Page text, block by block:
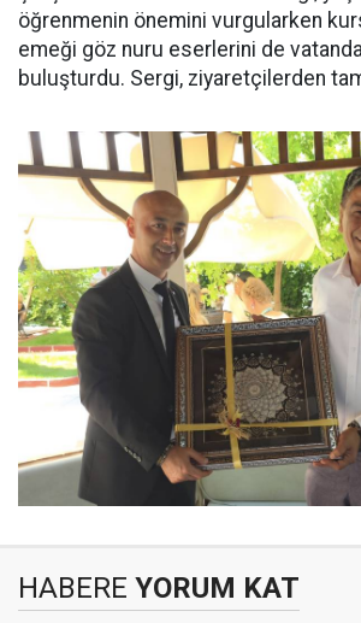
öğrenmenin önemini vurgularken
emeği göz nuru eserlerini de
buluşturdu. Sergi, ziyaretçilerden
HABERE YORUM KAT